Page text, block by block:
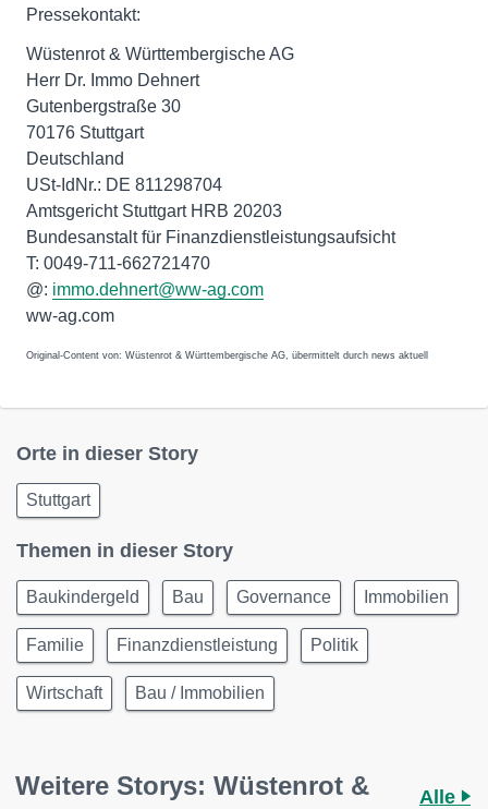
Pressekontakt:
Wüstenrot & Württembergische AG
Herr Dr. Immo Dehnert
Gutenbergstraße 30
70176 Stuttgart
Deutschland
USt-IdNr.: DE 811298704
Amtsgericht Stuttgart HRB 20203
Bundesanstalt für Finanzdienstleistungsaufsicht
T: 0049-711-662721470
@: immo.dehnert@ww-ag.com
ww-ag.com
Original-Content von: Wüstenrot & Württembergische AG, übermittelt durch news aktuell
Orte in dieser Story
Stuttgart
Themen in dieser Story
Baukindergeld Bau Governance Immobilien
Familie Finanzdienstleistung Politik
Wirtschaft Bau / Immobilien
Weitere Storys: Wüstenrot &
Alle